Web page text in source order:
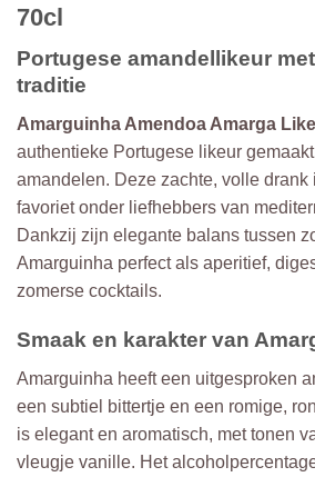
70cl
Portugese amandellikeur
traditie
Amarguinha Amendoa Amarga
authentieke Portugese likeur
amandelen. Deze zachte, volle drank
favoriet onder liefhebbers van
Dankzij zijn elegante balans tussen
Amarguinha perfect als aperitief,
zomerse cocktails.
Smaak en karakter van
Amarguinha heeft een uitgesproken
een subtiel bittertje en een romige,
is elegant en aromatisch, met tonen
vleugje vanille. Het